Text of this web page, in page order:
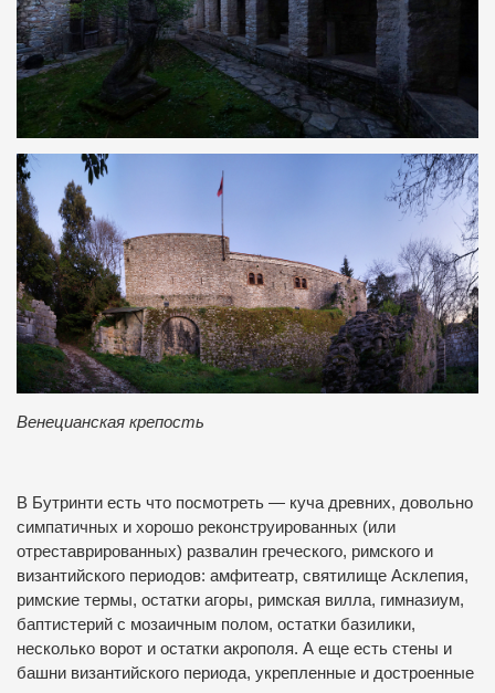
Венецианская крепость
В Бутринти есть что посмотреть — куча древних, довольно
симпатичных и хорошо реконструированных (или
отреставрированных) развалин греческого, римского и
византийского периодов: амфитеатр, святилище Асклепия,
римские термы, остатки агоры, римская вилла, гимназиум,
баптистерий с мозаичным полом, остатки базилики,
несколько ворот и остатки акрополя. А еще есть стены и
башни византийского периода, укрепленные и достроенные